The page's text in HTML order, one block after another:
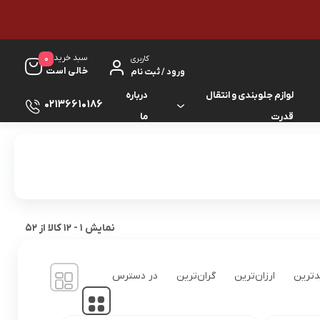
کاربری
ورود / ثبت نام
سبد خرید
خالی است
0
لوازم جلوبندی و انتقال
قدرت
لوازم گیربکس و جلوبندی RX
درباره
ما
02136610186
نمایش 1
-
12کالا از 52
ارزان‌ترین گران‌ترین در دسترس